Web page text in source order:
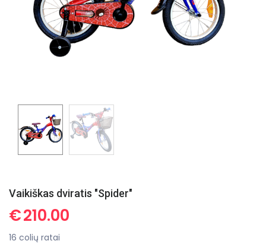
Vaikiškas dviratis "Spider"
€210.00
16 colių ratai